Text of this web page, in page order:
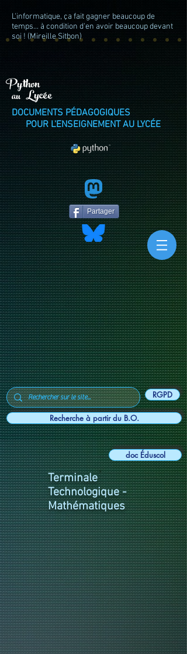
L'informatique, ça fait gagner beaucoup de
temps... à condition d'en avoir beaucoup devant
soi ! (Mireille Sitbon)
au
Python
Lycée
DOCUMENTS PÉDAGOGIQUES
POUR L'ENSEIGNEMENT AU LYCÉE
Partager
RGPD
Recherche à partir du B.O.
doc Éduscol
Terminale
Technologique -
Mathématiques